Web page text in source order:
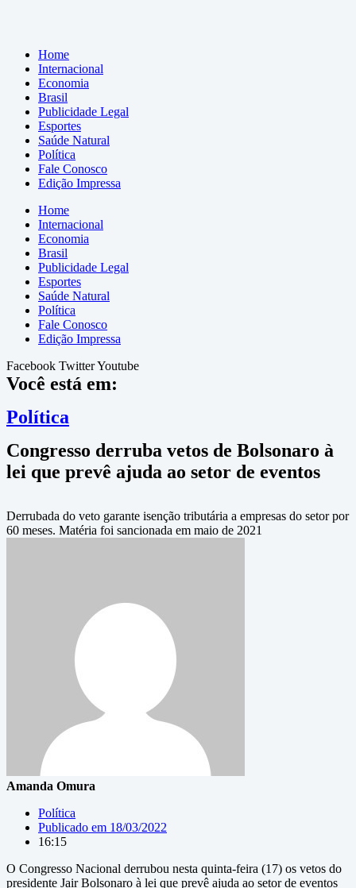
Home
Internacional
Economia
Brasil
Publicidade Legal
Esportes
Saúde Natural
Política
Fale Conosco
Edição Impressa
Home
Internacional
Economia
Brasil
Publicidade Legal
Esportes
Saúde Natural
Política
Fale Conosco
Edição Impressa
Facebook TwitterYoutube
Você está em:
Política
Congresso derruba vetos de Bolsonaro à
lei que prevê ajuda ao setor de eventos
Derrubada do veto garante isenção tributária a empresas do setor por
60 meses. Matéria foi sancionada em maio de 2021
Amanda Omura
Política
Publicado em 18/03/2022
16:15
O Congresso Nacional derrubou nesta quinta-feira (17) os vetos do
presidente Jair Bolsonaro à lei que prevê ajuda ao setor de eventos